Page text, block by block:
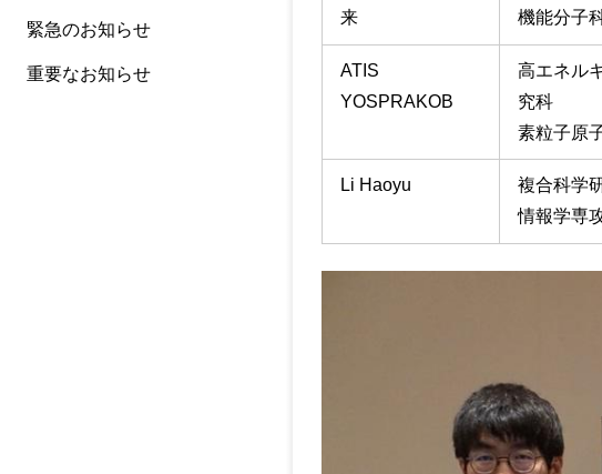
来
機能分子
ATIS
YOSPRAKOB
高エネル
究科
素粒子原
Li Haoyu
複合科学
情報学専
緊急のお知らせ
重要なお知らせ